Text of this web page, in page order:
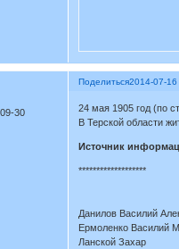
Поделиться2014-07-
30
24 мая 1905 год (по
В Терской области
Источник
*******************
Данилов Василий
Ермоленко Василий
Ланской Захар